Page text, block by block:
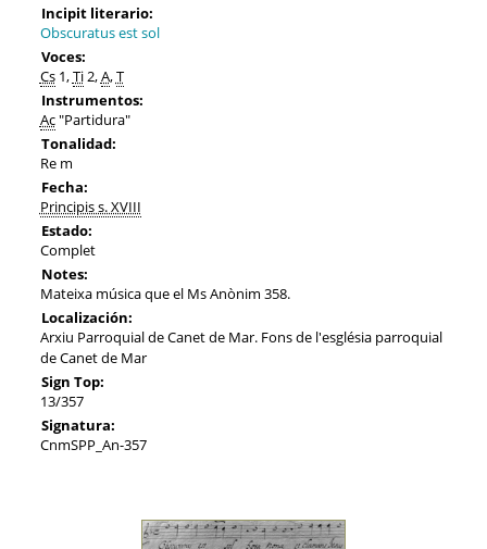
Incipit literario:
Obscuratus est sol
Voces:
Cs1,Ti2,A,T
Instrumentos:
Ac"Partidura"
Tonalidad:
Re m
Fecha:
Principis s. XVIII
Estado:
Complet
Notes:
Mateixa música que el Ms Anònim 358.
Localización:
Arxiu Parroquial de Canet de Mar. Fons de l'església parroquial
de Canet de Mar
Sign Top:
13/357
Signatura:
CnmSPP_An-357